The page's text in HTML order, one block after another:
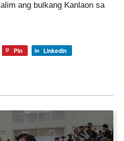
ang bulkang Kanlaon sa
Pin LinkedIn